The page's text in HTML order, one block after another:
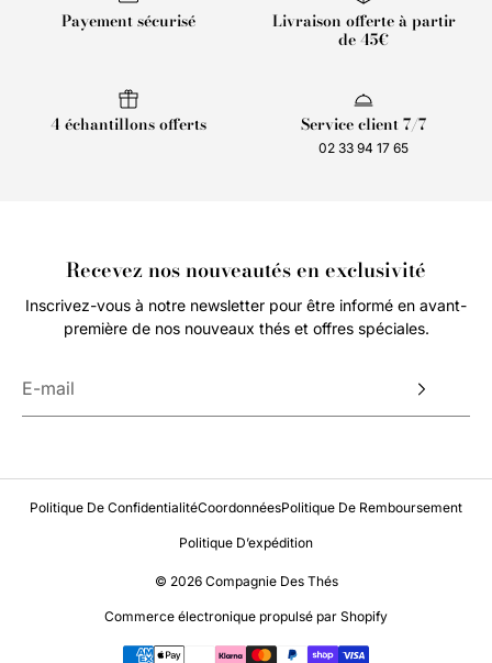
Payement sécurisé Livraison offerte à partir
de 45€
4 échantillons offerts Service client 7/7
02 33 94 17 65
Recevez nos nouveautés en exclusivité
Inscrivez-vous à notre newsletter pour être informé en avant-
première de nos nouveaux thés et offres spéciales.
Politique De ConfidentialitéCoordonnéesPolitique De Remboursement
Politique D’expédition
© 2026 Compagnie Des Thés
Commerce électronique propulsé par Shopify